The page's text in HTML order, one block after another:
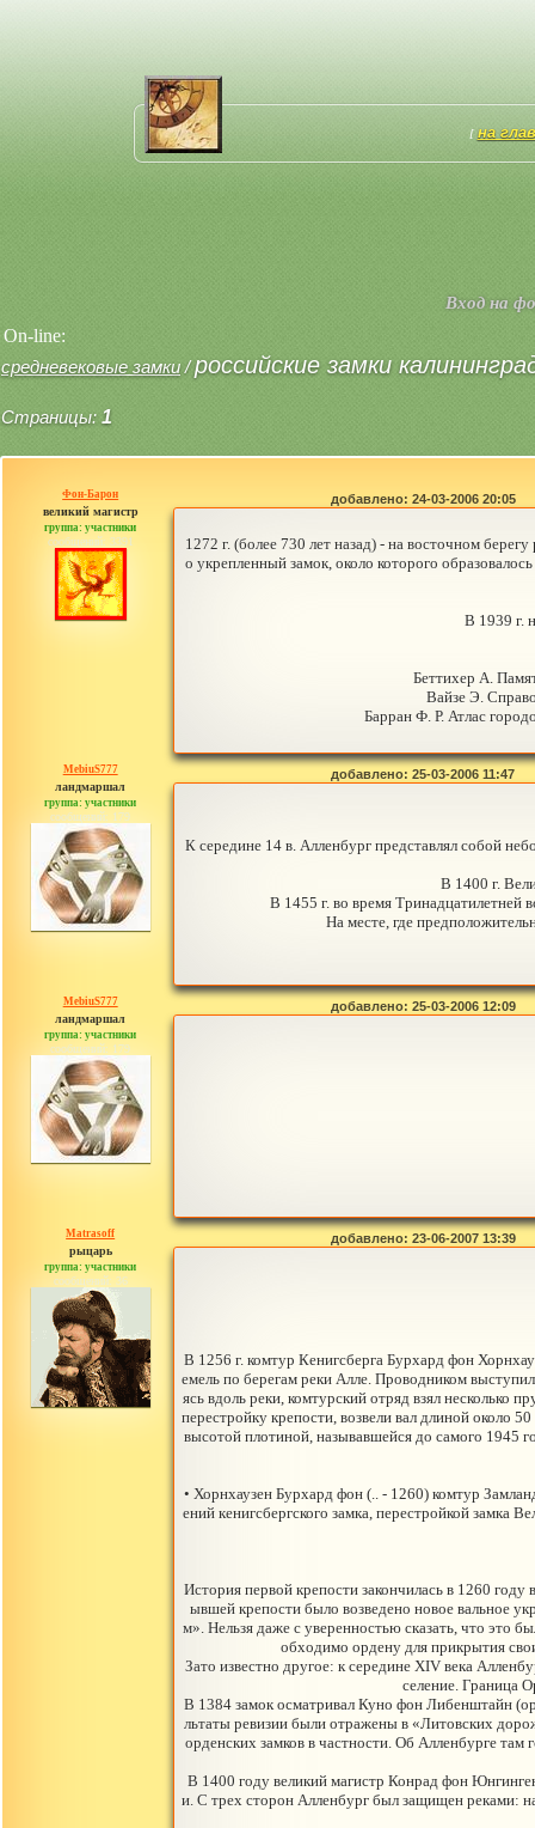
[ на
Вход на
On-line:
средневековые замки/российские замки
Страницы: 1
Фон-Барон
великий магистр
группа: участники
сообщений: 3391
добавлено: 24-03-2006 20:05
1272 г. (более 730 лет назад) - на восточном
о укрепленный замок, около которого
В 1939 г.
Беттихер А.
Вайзе Э.
Барран Ф. Р. Атлас
MebiuS777
ландмаршал
группа: участники
сообщений: 179
добавлено: 25-03-2006 11:47
К середине 14 в. Алленбург представлял собой
В 1400 г.
В 1455 г. во время Тринадцатилетней
На месте, где
MebiuS777
ландмаршал
группа: участники
сообщений: 179
добавлено: 25-03-2006 12:09
Matrasoff
рыцарь
группа: участники
сообщений: 36
добавлено: 23-06-2007 13:39
В 1256 г. комтур Кенигсберга Бурхард фон
емель по берегам реки Алле. Проводником
ясь вдоль реки, комтурский отряд взял несколько
перестройку крепости, возвели вал длиной около
высотой плотиной, называвшейся до самого 1945
• Хорнхаузен Бурхард фон (.. - 1260) комтур
ений кенигсбергского замка, перестройкой замка
История первой крепости закончилась в 1260
ывшей крепости было возведено новое вальное
м». Нельзя даже с уверенностью сказать, что это
обходимо ордену для прикрытия
Зато известно другое: к середине XIV века
селение. Граница
В 1384 замок осматривал Куно фон Либенштайн
льтаты ревизии были отражены в «Литовских
орденских замков в частности. Об Алленбурге там
В 1400 году великий магистр Конрад фон
и. С трех сторон Алленбург был защищен реками: